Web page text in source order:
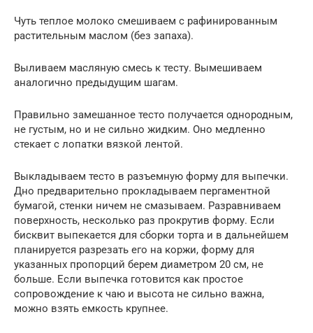
Чуть теплое молоко смешиваем с рафинированным
растительным маслом (без запаха).
Выливаем масляную смесь к тесту. Вымешиваем
аналогично предыдущим шагам.
Правильно замешанное тесто получается однородным,
не густым, но и не сильно жидким. Оно медленно
стекает с лопатки вязкой лентой.
Выкладываем тесто в разъемную форму для выпечки.
Дно предварительно прокладываем пергаментной
бумагой, стенки ничем не смазываем. Разравниваем
поверхность, несколько раз прокрутив форму. Если
бисквит выпекается для сборки торта и в дальнейшем
планируется разрезать его на коржи, форму для
указанных пропорций берем диаметром 20 см, не
больше. Если выпечка готовится как простое
сопровождение к чаю и высота не сильно важна,
можно взять емкость крупнее.